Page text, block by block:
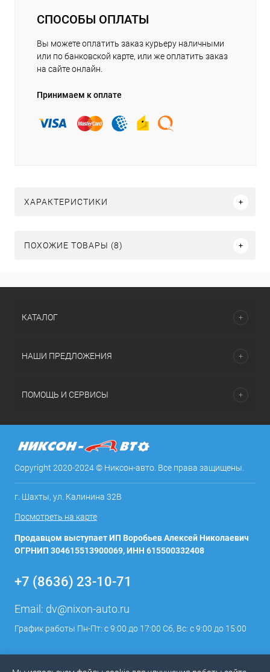
СПОСОБЫ ОПЛАТЫ
Вы можете оплатить заказ курьеру наличными
или по банковской карте, или же оплатить заказ
на сайте онлайн.
Принимаем к оплате
ХАРАКТЕРИСТИКИ
ПОХОЖИЕ ТОВАРЫ (8)
КАТАЛОГ
НАШИ ПРЕДЛОЖЕНИЯ
ПОМОЩЬ И СЕРВИСЫ
Copyright 2020-2024 © Никсон-авто. Все права защищены.
г. Шахты, ул. Калинина 32В
Посмотреть на карте
Продавцом выступает ИП Воробьев Алексей Николаевич
ОГРНИП 304615513900069, ИНН 615500332408
+7 (8636) 23-10-71
Email: dv@nixon-auto.ru
График работы Пн-Пт: с 9:00 до 17:00 Сб, Вс: с 9:00 до 15:00